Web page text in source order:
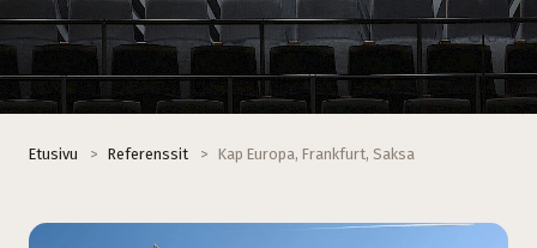
Etusivu > Referenssit > Kap Europa, Frankfurt, Saksa